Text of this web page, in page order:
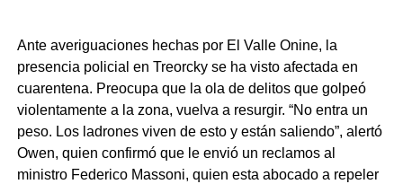
Ante averiguaciones hechas por El Valle Onine, la
presencia policial en Treorcky se ha visto afectada en
cuarentena. Preocupa que la ola de delitos que golpeó
violentamente a la zona, vuelva a resurgir. “No entra un
peso. Los ladrones viven de esto y están saliendo”, alertó
Owen, quien confirmó que le envió un reclamos al
ministro Federico Massoni, quien esta abocado a repeler